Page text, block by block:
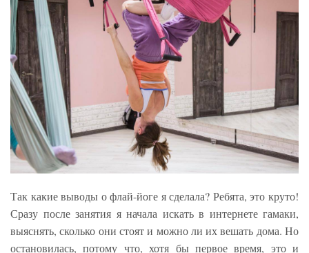
Так какие выводы о флай-йоге я сделала? Ребята, это круто!
Сразу после занятия я начала искать в интернете гамаки,
выяснять, сколько они стоят и можно ли их вешать дома. Но
остановилась, потому что, хотя бы первое время, это и